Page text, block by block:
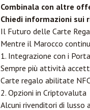
Combinala con altre
Chiedi informazioni sui
Il Futuro delle Carte
Mentre il Marocco
1. Integrazione con i
Sempre più attività
Carte regalo abilitate
2. Opzioni in Criptovaluta
Alcuni rivenditori di